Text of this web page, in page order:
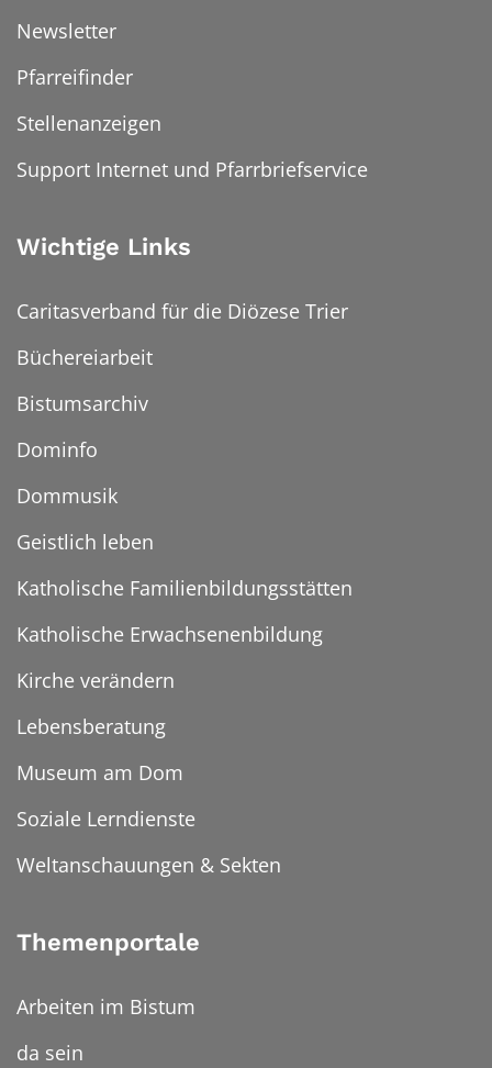
Newsletter
Pfarreifinder
Stellenanzeigen
Support Internet und Pfarrbriefservice
Wichtige Links
Caritasverband für die Diözese Trier
Büchereiarbeit
Bistumsarchiv
Dominfo
Dommusik
Geistlich leben
Katholische Familienbildungsstätten
Katholische Erwachsenenbildung
Kirche verändern
Lebensberatung
Museum am Dom
Soziale Lerndienste
Weltanschauungen & Sekten
Themenportale
Arbeiten im Bistum
da sein